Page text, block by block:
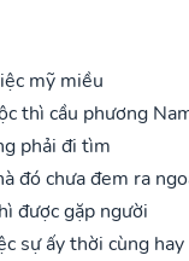
mỹ miều
thì cầu phương
phải đi tìm
đó chưa đem ra
được gặp người
sự ấy thời cùng hay